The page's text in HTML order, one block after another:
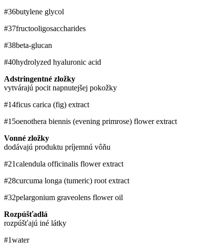
#36butylene glycol
#37fructooligosaccharides
#38beta-glucan
#40hydrolyzed hyaluronic acid
Adstringentné zložky
vytvárajú pocit napnutejšej pokožky
#14ficus carica (fig) extract
#15oenothera biennis (evening primrose) flower extract
Vonné zložky
dodávajú produktu príjemnú vôňu
#21calendula officinalis flower extract
#28curcuma longa (tumeric) root extract
#32pelargonium graveolens flower oil
Rozpúšťadlá
rozpúšťajú iné látky
#1water